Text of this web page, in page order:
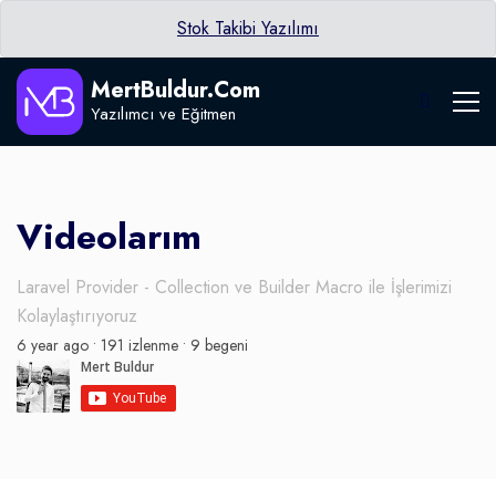
Stok Takibi Yazılımı
MertBuldur.Com
Yazılımcı ve Eğitmen
Videolarım
Laravel Provider - Collection ve Builder Macro ile İşlerimizi
Kolaylaştırıyoruz
6 year ago • 191 izlenme • 9 begeni